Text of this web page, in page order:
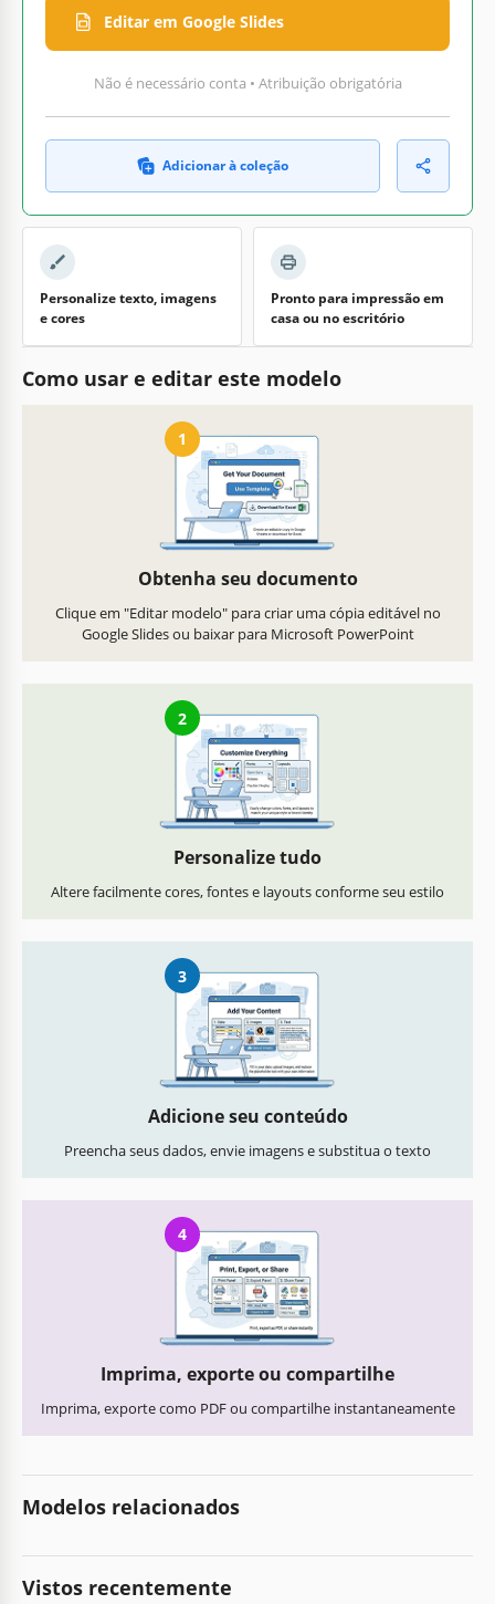
Editar em Google Slides
Não é necessário conta • Atribuição obrigatória
Adicionar à coleção
Personalize texto, imagens
e cores
Pronto para impressão em
casa ou no escritório
Como usar e editar este modelo
1
Obtenha seu documento
Clique em "Editar modelo" para criar uma cópia editável no
Google Slides ou baixar para Microsoft PowerPoint
2
Personalize tudo
Altere facilmente cores, fontes e layouts conforme seu estilo
3
Adicione seu conteúdo
Preencha seus dados, envie imagens e substitua o texto
4
Imprima, exporte ou compartilhe
Imprima, exporte como PDF ou compartilhe instantaneamente
Modelos relacionados
Vistos recentemente